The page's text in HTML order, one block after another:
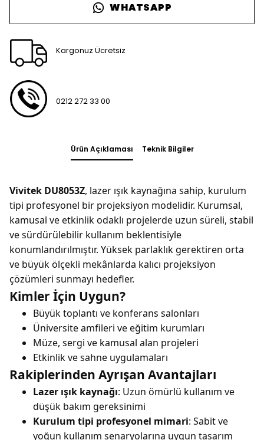
WHATSAPP
Kargonuz Ücretsiz
0212 272 33 00
Ürün Açıklaması Teknik Bilgiler
Vivitek DU8053Z, lazer ışık kaynağına sahip, kurulum
tipi profesyonel bir projeksiyon modelidir. Kurumsal,
kamusal ve etkinlik odaklı projelerde uzun süreli, stabil
ve sürdürülebilir kullanım beklentisiyle
konumlandırılmıştır. Yüksek parlaklık gerektiren orta
ve büyük ölçekli mekânlarda kalıcı projeksiyon
çözümleri sunmayı hedefler.
Kimler İçin Uygun?
Büyük toplantı ve konferans salonları
Üniversite amfileri ve eğitim kurumları
Müze, sergi ve kamusal alan projeleri
Etkinlik ve sahne uygulamaları
Rakiplerinden Ayrışan Avantajları
Lazer ışık kaynağı: Uzun ömürlü kullanım ve
düşük bakım gereksinimi
Kurulum tipi profesyonel mimari: Sabit ve
yoğun kullanım senaryolarına uygun tasarım